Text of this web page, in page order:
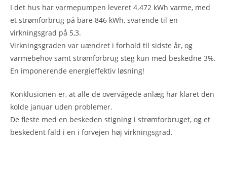
I det hus har varmepumpen leveret 4.472 kWh varme, med
et strømforbrug på bare 846 kWh, svarende til en
virkningsgrad på 5,3.
Virkningsgraden var uændret i forhold til sidste år, og
varmebehov samt strømforbrug steg kun med beskedne 3%.
En imponerende energieffektiv løsning!
Konklusionen er, at alle de overvågede anlæg har klaret den
kolde januar uden problemer.
De fleste med en beskeden stigning i strømforbruget, og et
beskedent fald i en i forvejen høj virkningsgrad.